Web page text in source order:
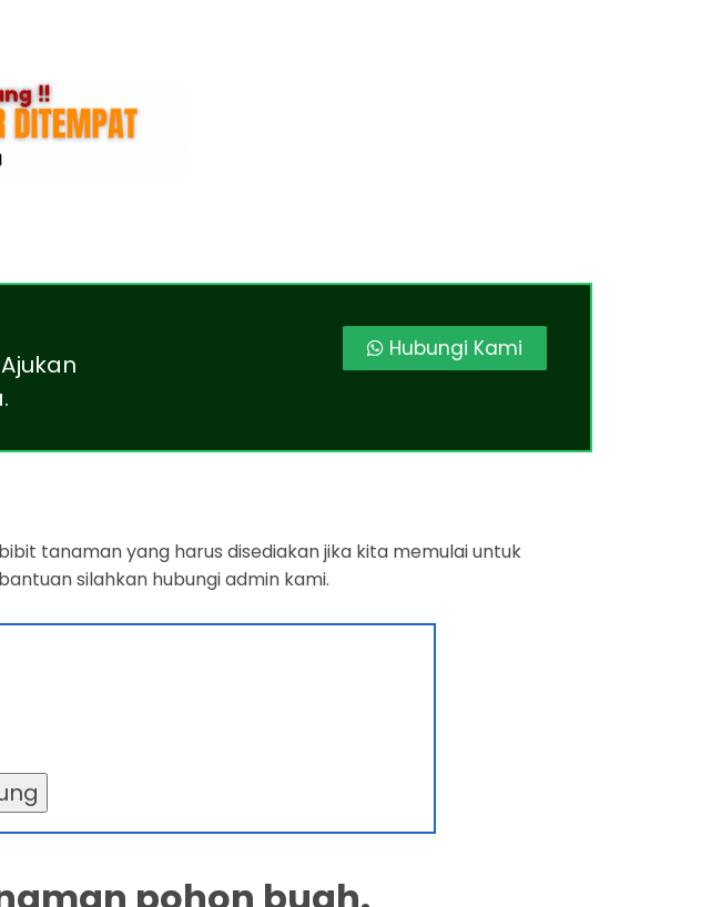
Hubungi Kami
tanaman yang harus disediakan jika kita memulai untuk
silahkan hubungi admin kami.